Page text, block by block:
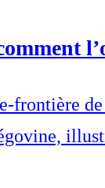
frontière